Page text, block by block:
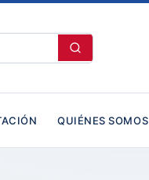
QUIÉNES SOMOS